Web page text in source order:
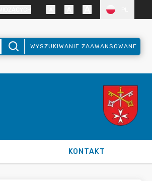
WYSZUKIWANIE ZAAWANSOWANE
KONTAKT